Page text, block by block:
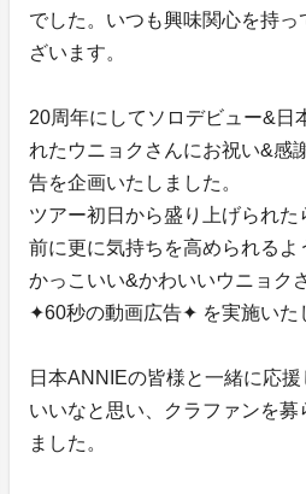
でした。いつも興味関心を持
ざいます。
20周年にしてソロデビュー&日
れたウニョクさんにお祝い&感
告を企画いたしました。
ツアー初日から盛り上げられ
前に更に気持ちを高められるよ
かっこいい&かわいいウニョク
✦60秒の動画広告✦ を実施いた
日本ANNIEの皆様と一緒に応
いいなと思い、クラファンを
ました。